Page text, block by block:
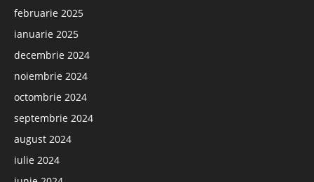
februarie 2025
ianuarie 2025
decembrie 2024
noiembrie 2024
octombrie 2024
septembrie 2024
august 2024
iulie 2024